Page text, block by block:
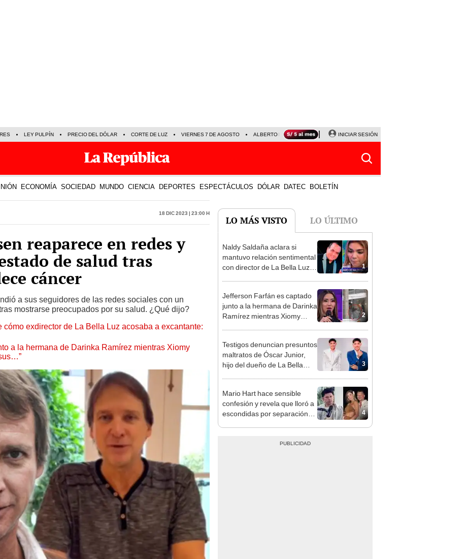
LEY PULPÍN PRECIO DEL DÓLAR CORTE DE LUZ VIERNES 7 DE AGOSTO ALBERTO BENAVIDES NALDY SALDAÑA
INICIAR SESIÓN
ECONOMÍA SOCIEDAD MUNDO CIENCIA DEPORTES ESPECTÁCULOS DÓLAR DATEC BOLETÍN
18 Dic 2023 | 23:00 h
reaparece en redes y
de salud tras
cáncer
a sus seguidores de las redes sociales con un
mostrarse preocupados por su salud. ¿Qué dijo?
exdirector de La Bella Luz acosaba a excantante:
a la hermana de Darinka Ramírez mientras Xiomy
LO MÁS VISTO LO ÚLTIMO
1
Naldy Saldaña aclara si
mantuvo relación sentimental
con director de La Bella Luz
bajo”
2
Jefferson Farfán es captado
junto a la hermana de Darinka
Ramírez mientras Xiomy
3
Testigos denuncian presuntos
maltratos de Óscar Junior,
hijo del dueño de La Bella
4
Mario Hart hace sensible
confesión y revela que lloró a
escondidas por separación